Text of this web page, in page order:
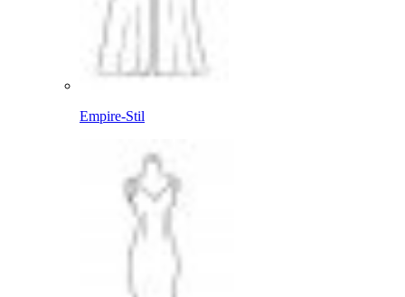
Empire-Stil